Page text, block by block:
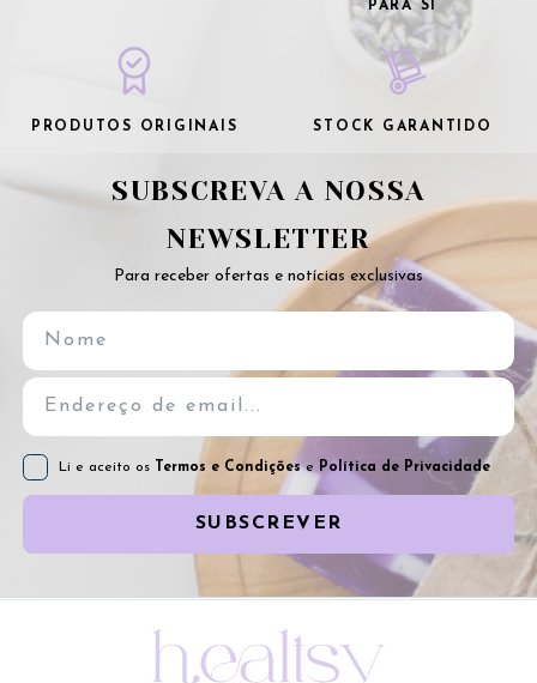
PARA SI
PRODUTOS ORIGINAIS STOCK GARANTIDO
SUBSCREVA A NOSSA
NEWSLETTER
Para receber ofertas e notícias exclusivas
Li e aceito os Termos e Condiçõese Política de Privacidade
SUBSCREVER